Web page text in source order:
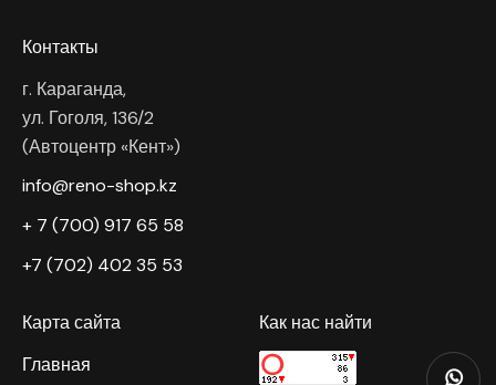
Контакты
г. Караганда,
ул. Гоголя, 136/2
(Автоцентр «Кент»)
info@reno-shop.kz
+ 7 (700) 917 65 58
+7 (702) 402 35 53
Карта сайта
Главная
Как нас найти